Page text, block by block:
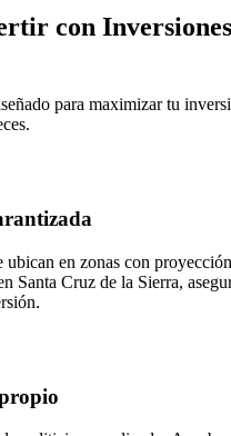
con Inversiones
para maximizar tu
ubican en zonas con
Santa Cruz de la Sierra,